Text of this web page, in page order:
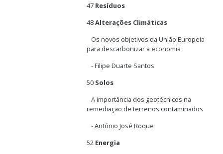
47 Resíduos
48Alterações Climáticas
Os novos objetivos da União Europeia
para descarbonizar a economia
- Filipe Duarte Santos
50 Solos
A importância dos geotécnicos na
remediação de terrenos contaminados
- António José Roque
52 Energia